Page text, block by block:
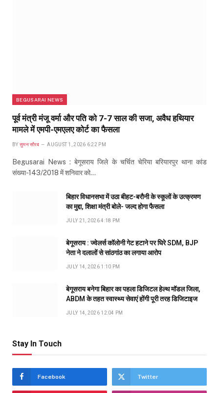
BEGUSARAI NEWS
पूर्व मंत्री मंजू वर्मा और पति को 7-7 साल की सजा, अवैध हथियार
मामले में एमपी-एमएलए कोर्ट का फैसला
BY सुमन सौरब AUGUST 1, 2026 6:22 PM
Begusarai News : बेगूसराय जिले के चर्चित चेरिया बरियारपुर थाना कांड
संख्या-143/2018 में शनिवार को…
बिहार विधानसभा में उठा बीहट-बरौनी के स्कूलों के उत्क्रमण
का मुद्दा, शिक्षा मंत्री बोले- जल्द होगा फैसला
JULY 21, 2026 4:18 PM
बेगूसराय : ज्वेलर्स कॉलोनी गेट हटाने पर घिरे SDM, BJP
नेता ने दलालों से सांठगांठ का लगाया आरोप
JULY 14, 2026 1:10 PM
बेगूसराय बनेगा बिहार का पहला डिजिटल हेल्थ मॉडल जिला,
ABDM के तहत स्वास्थ्य सेवाएं होंगी पूरी तरह डिजिटाइज
JULY 14, 2026 12:04 PM
Stay In Touch
Facebook Twitter